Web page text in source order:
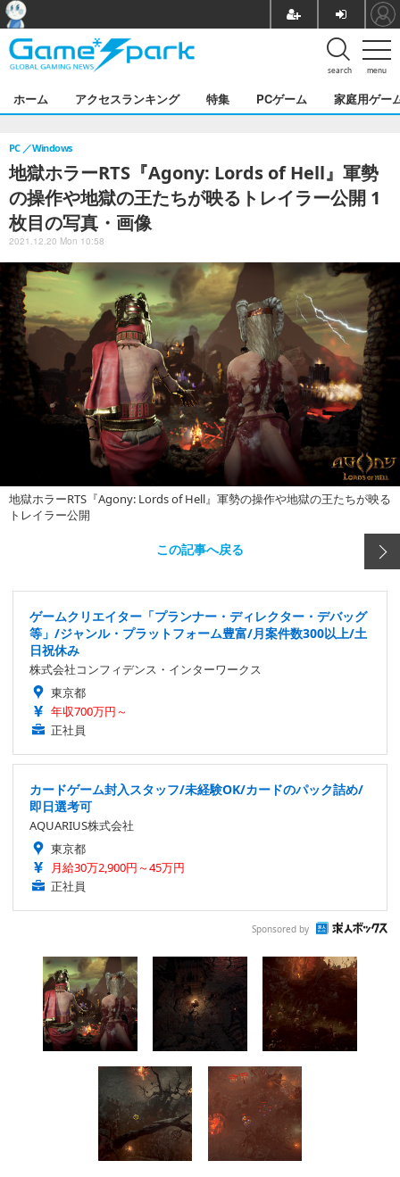
menu
search
ホーム アクセスランキング 特集 PCゲーム 家庭用ゲー
地獄ホラーRTS『Agony: Lords of Hell』軍勢
の操作や地獄の王たちが映るトレイラー公開 1
枚目の写真・画像
PC Windows
2021.12.20 Mon 10:58
地獄ホラーRTS『Agony: Lords of Hell』軍勢の操作や地獄の王たちが映る
トレイラー公開
この記事へ戻る
ゲームクリエイター「プランナー・ディレクター・デバッグ
等」/ジャンル・プラットフォーム豊富/月案件数300以上/土
日祝休み
株式会社コンフィデンス・インターワークス
東京都
年収700万円～
正社員
カードゲーム封入スタッフ/未経験OK/カードのパック詰め/
即日選考可
AQUARIUS株式会社
東京都
月給30万2,900円～45万円
正社員
Sponsored by